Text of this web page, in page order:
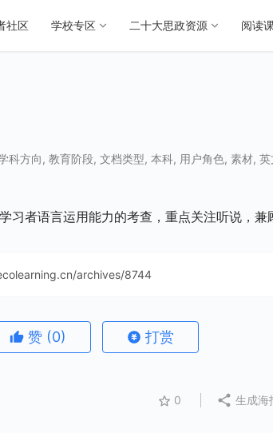
社区 学校专区 二十大思政资源 阅读
科方向, 教育阶段, 文档类型, 本科, 用户角色, 素材, 英
习者语言运用能力的考查，重点关注听说，兼
archives/8744
赞 (0) 打赏
0 生成海